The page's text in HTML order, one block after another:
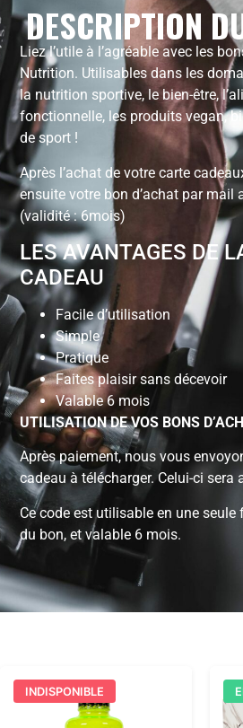
DESCRIPTION
Liez l’utile à l’agréable avec les
Nutrition. Utilisables dans les
la nutrition sportive, le bien-être,
fonctionnelle, les produits vegan,
de sport !
Après l’achat de votre carte
ensuite votre bon d’achat par mail
(validité : 6mois)
LES AVANTAGES DE
CADEAU
Facile d’utilisation
Simple
Pratique
Faites plaisir sans décevoir
Valable 6 mois
UTILISATION DE VOS BONS
Après paiement, nous vous
cadeau à télécharger. Celui-ci sera
Ce code est utilisable en une
du bon, et valable 6 mois.
INDISPONIBLE